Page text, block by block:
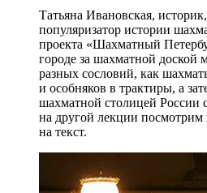
Татьяна Ивановская,
популяризатор истории
проекта «Шахматный
городе за шахматной доской
разных сословий, как
и особняков в трактиры, а
шахматной столицей России
на другой лекции
на текст.